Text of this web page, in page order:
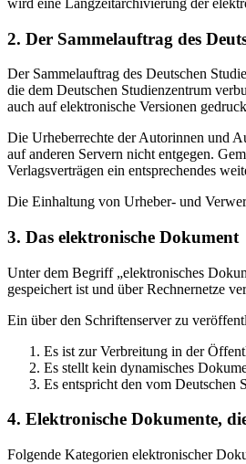
2. Der Sammelauftrag des
Der Sammelauftrag des Deutschen
die dem Deutschen Studienzentrum
auch auf elektronische Versionen
Die Urheberrechte der Autorinnen und
auf anderen Servern nicht entgegen.
Verlagsverträgen ein entsprechendes
Die Einhaltung von Urheber- und
3. Das elektronische Dokument
Unter dem Begriff „elektronisches
gespeichert ist und über Rechnernetze
Ein über den Schriftenserver zu
Es ist zur Verbreitung in der
Es stellt kein dynamisches
Es entspricht den vom Deutschen
4. Elektronische Dokumente,
Folgende Kategorien elektronischer